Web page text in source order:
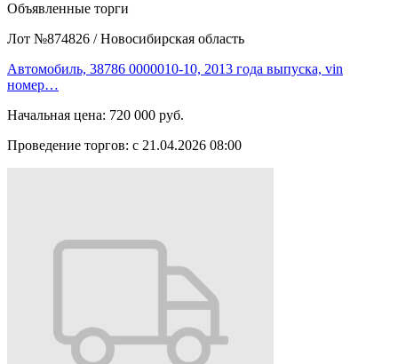
Объявленные торги
Лот №874826 / Новосибирская область
Автомобиль, 38786 0000010-10, 2013 года выпуска, vin
номер…
Начальная цена: 720 000 руб.
Проведение торгов: с 21.04.2026 08:00